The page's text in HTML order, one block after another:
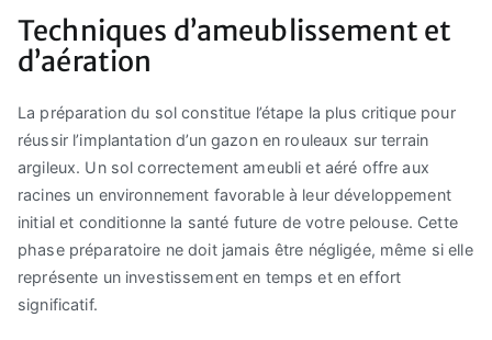
Techniques d’ameublissement et
d’aération
La préparation du sol constitue l’étape la plus critique pour
réussir l’implantation d’un gazon en rouleaux sur terrain
argileux. Un sol correctement ameubli et aéré offre aux
racines un environnement favorable à leur développement
initial et conditionne la santé future de votre pelouse. Cette
phase préparatoire ne doit jamais être négligée, même si elle
représente un investissement en temps et en effort
significatif.